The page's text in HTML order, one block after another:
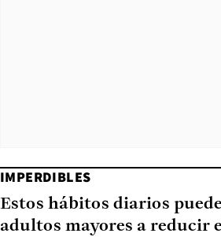
IMPERDIBLES
Estos hábitos diarios
adultos mayores a reducir